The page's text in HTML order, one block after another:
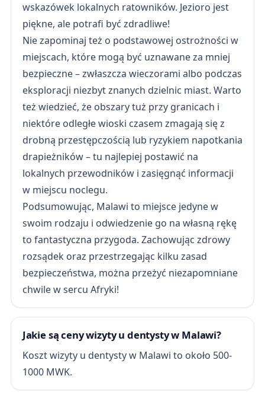
wskazówek lokalnych ratowników. Jezioro jest
piękne, ale potrafi być zdradliwe!
Nie zapominaj też o podstawowej ostrożności w
miejscach, które mogą być uznawane za mniej
bezpieczne – zwłaszcza wieczorami albo podczas
eksploracji niezbyt znanych dzielnic miast. Warto
też wiedzieć, że obszary tuż przy granicach i
niektóre odległe wioski czasem zmagają się z
drobną przestępczością lub ryzykiem napotkania
drapieżników – tu najlepiej postawić na
lokalnych przewodników i zasięgnąć informacji
w miejscu noclegu.
Podsumowując, Malawi to miejsce jedyne w
swoim rodzaju i odwiedzenie go na własną rękę
to fantastyczna przygoda. Zachowując zdrowy
rozsądek oraz przestrzegając kilku zasad
bezpieczeństwa, można przeżyć niezapomniane
chwile w sercu Afryki!
Jakie są ceny wizyty u dentysty w Malawi?
Koszt wizyty u dentysty w Malawi to około 500-
1000 MWK.